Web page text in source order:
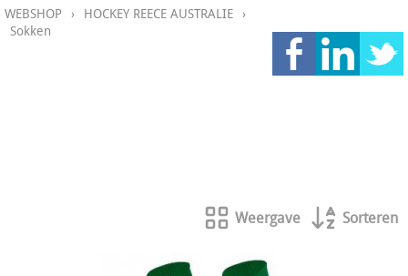
JAKO TEAMLINES 2026
Klantengroepen
CONTACT
WEBSHOP › HOCKEY REECE AUSTRALIE ›
Sokken
Weergave Sorteren